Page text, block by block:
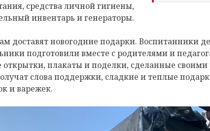
средства личной гигиены,
инвентарь и генераторы.
доставят новогодние подарки. Воспитанники
подготовили вместе с родителями и
открытки, плакаты и поделки, сделанные
слова поддержки, сладкие и теплые
и варежек.